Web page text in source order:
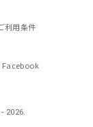
利用条件
Facebook
2026.